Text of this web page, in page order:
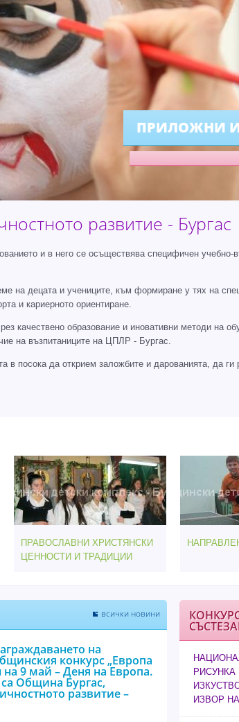
ПРИЛОЖНИ
развитие - Бургас
и в него се осъществява специфичен учебно-
на децата и учениците, към формиране у тях на
и кариерното ориентиране.
качествено образование и иновативни методи на
на възпитаниците на ЦПЛР - Бургас.
посока да открием заложбите и дарованията, да ги
ПРАВОСЛАВНИ ХРИСТЯНСКИ
ЦЕННОСТИ И ТРАДИЦИИ
всички новини
на
конкурс „Европа
на 9 май – Деня на Европа.
Община Бургас,
развитие –
ИЗВОР НА